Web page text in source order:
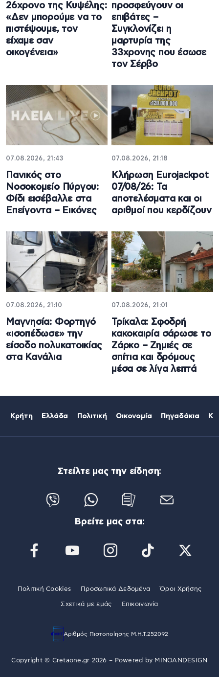
26χρονο της Κυψέλης:
«Δεν μπορούμε να το
πιστέψουμε, τον
είχαμε σαν
οικογένεια»
προσφεύγουν οι
επιβάτες –
Συγκλονίζει η
μαρτυρία της
33χρονης που έσωσε
τον Σέρβο
07.08.2026, 21:43
Πανικός στο
Νοσοκομείο Πύργου:
Φίδι εισέβαλλε στα
Επείγοντα – Εικόνες
07.08.2026, 21:18
Κλήρωση Eurojackpot
07/08/26: Τα
αποτελέσματα και οι
αριθμοί που κερδίζουν
07.08.2026, 21:10
Μαγνησία: Φορτηγό
«ισοπέδωσε» την
είσοδο πολυκατοικίας
στα Κανάλια
07.08.2026, 21:01
Τρίκαλα: Σφοδρή
κακοκαιρία σάρωσε το
Ζάρκο – Ζημιές σε
σπίτια και δρόμους
μέσα σε λίγα λεπτά
Κρήτη Ελλάδα Πολιτική Οικονομία Πηγαδάκια
Στείλτε μας την είδηση:
Βρείτε μας στα:
Πολιτική Cookies Προσωπικά Δεδομένα Όροι Χρήσης
Σχετικά με εμάς Επικοινωνία
Αριθμός Πιστοποίησης Μ.Η.Τ.252092
Copyright © Cretaone.gr 2026 – Powered by MINOANDESIGN